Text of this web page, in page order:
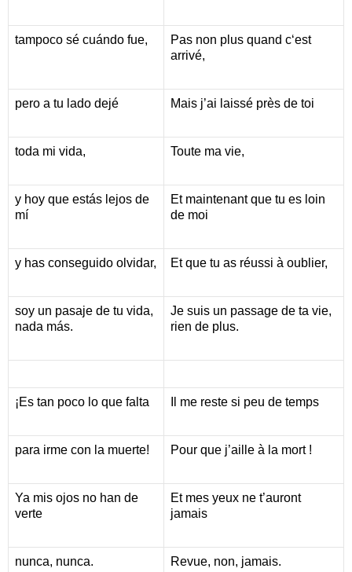
tampoco sé cuándo fue,
Pas non plus quand c‘est
arrivé,
pero a tu lado dejé Mais j’ai laissé près de toi
toda mi vida, Toute ma vie,
y hoy que estás lejos de
mí
Et maintenant que tu es loin
de moi
y has conseguido olvidar, Et que tu as réussi à oublier,
soy un pasaje de tu vida,
nada más.
Je suis un passage de ta vie,
rien de plus.
¡Es tan poco lo que falta Il me reste si peu de temps
para irme con la muerte! Pour que j’aille à la mort !
Ya mis ojos no han de
verte
Et mes yeux ne t’auront
jamais
nunca, nunca. Revue, non, jamais.